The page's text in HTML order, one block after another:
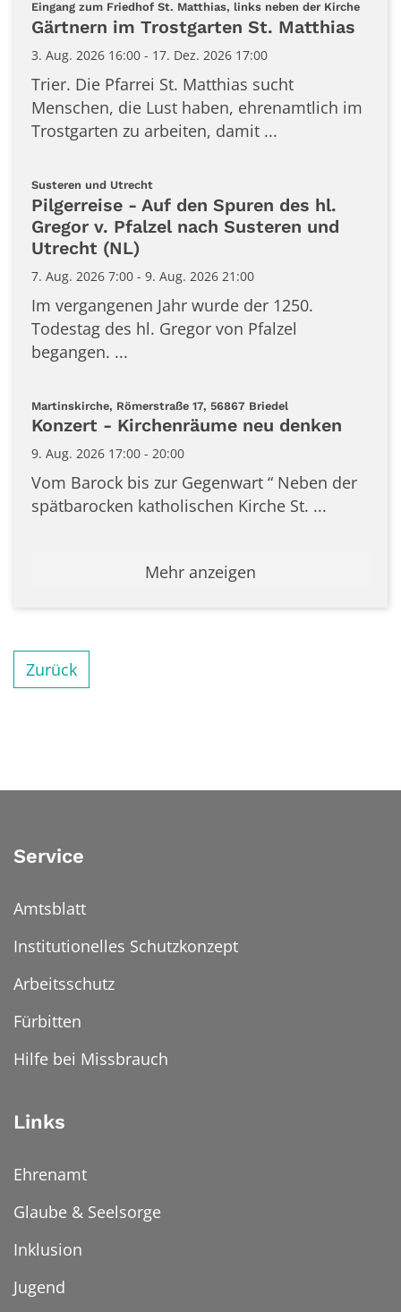
Eingang zum Friedhof St. Matthias, links neben der Kirche:
Gärtnern im Trostgarten St. Matthias
3. Aug. 2026 16:00 - 17. Dez. 2026 17:00
Trier. Die Pfarrei St. Matthias sucht
Menschen, die Lust haben, ehrenamtlich im
Trostgarten zu arbeiten, damit ...
Susteren und Utrecht:
Pilgerreise - Auf den Spuren des hl.
Gregor v. Pfalzel nach Susteren und
Utrecht (NL)
7. Aug. 2026 7:00 - 9. Aug. 2026 21:00
Im vergangenen Jahr wurde der 1250.
Todestag des hl. Gregor von Pfalzel
begangen. ...
Martinskirche, Römerstraße 17, 56867 Briedel
Konzert - Kirchenräume neu denken
9. Aug. 2026 17:00 - 20:00
Vom Barock bis zur Gegenwart “ Neben der
spätbarocken katholischen Kirche St. ...
Mehr anzeigen
Zurück
Service
Amtsblatt
Institutionelles Schutzkonzept
Arbeitsschutz
Fürbitten
Hilfe bei Missbrauch
Links
Ehrenamt
Glaube & Seelsorge
Inklusion
Jugend